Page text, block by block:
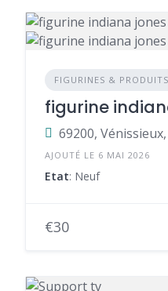
FIGURINES &
figurine
69200,
AJOUTÉ LE 6 MAI 2026
Etat: Neuf
€30